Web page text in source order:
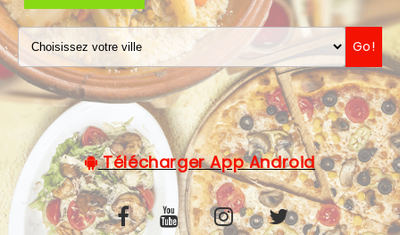
MENTIONS LÉGALES
Go!
Télécharger App Android